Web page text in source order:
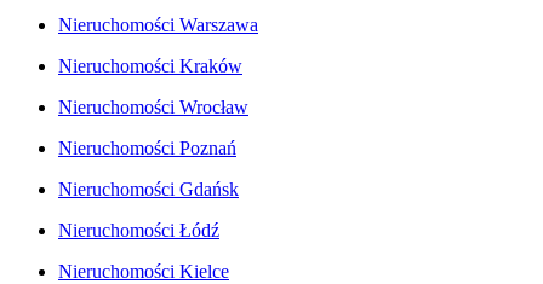
Nieruchomości Warszawa
Nieruchomości Kraków
Nieruchomości Wrocław
Nieruchomości Poznań
Nieruchomości Gdańsk
Nieruchomości Łódź
Nieruchomości Kielce